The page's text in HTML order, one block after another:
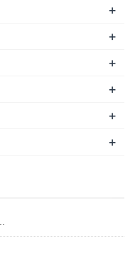
+
+
+
+
+
+